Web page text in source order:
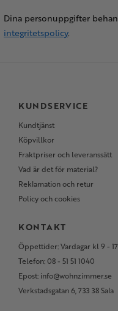
Dina personuppgifter
integritetspolicy.
KUNDSERVICE
Kundtjänst
Köpvillkor
Fraktpriser och leveranssätt
Vad är det för material?
Reklamation och retur
Policy och cookies
KONTAKT
Öppettider: Vardagar kl 9 - 17
Telefon: 08 - 51 51 1040
Epost: info@wohnzimmer.se
Verkstadsgatan 6, 733 38 Sala